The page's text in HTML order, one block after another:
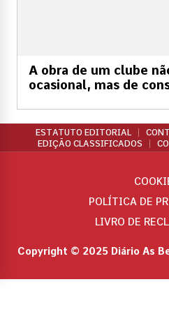
A obra de um clube
ocasional, mas de
ESTATUTO EDITORIAL
EDIÇÃO CLASSIFICADOS
Copyright © 2025 Diário As
POLÍTICA DE
LIVRO DE